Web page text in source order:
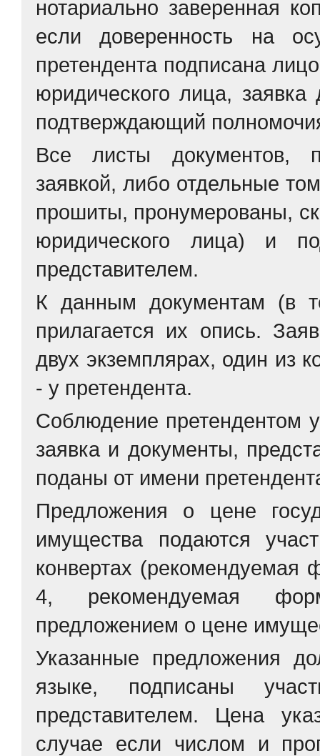
нотариально заверенная
если доверенность на
претендента подписана
юридического лица,
подтверждающий
Все листы документов,
заявкой, либо отдельные
прошиты, пронумерованы,
юридического лица) и
представителем.
К данным документам (в
прилагается их опись.
двух экземплярах, один из
- у претендента.
Соблюдение претендентом
заявка и документы,
поданы от имени
Предложения о цене
имущества подаются
конвертах
4, рекомендуемая
предложением о цене
Указанные предложения
языке, подписаны
представителем. Цена
случае если числом и